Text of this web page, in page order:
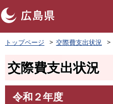
ペ
ー
頭
トップページ 交際費支出状況
交際費支出状況
令和２年度